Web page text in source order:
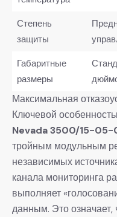
Степень
защиты
Габаритные
размеры
Максимальная
Ключевой
Nevada 3500/15-
тройным модульным
независимых
канала мониторинга
выполняет
данным. Это означает,